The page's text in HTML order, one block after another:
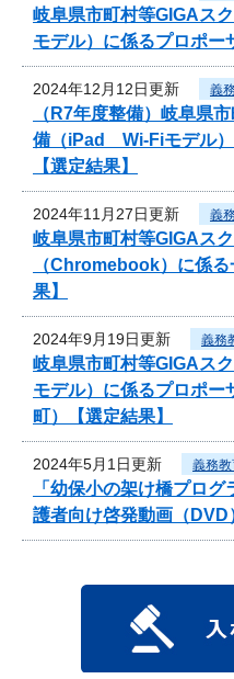
岐阜県市町村等GIGAス
モデル）に係るプロポー
2024年12月12日更新 義
（R7年度整備）岐阜県
備（iPad Wi-Fiモデル）
【選定結果】
2024年11月27日更新 義
岐阜県市町村等GIGAス
（Chromebook）に係
果】
2024年9月19日更新 義務
岐阜県市町村等GIGAス
モデル）に係るプロポー
町）【選定結果】
2024年5月1日更新 義務
「幼保小の架け橋プロ
護者向け啓発動画（DVD